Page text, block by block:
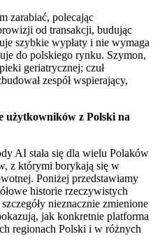
zarabiać, polecając
od transakcji, budując
szybkie wypłaty i nie wymaga
do polskiego rynku. Szymon,
geriatrycznej; czuł
zespół wspierający,
użytkowników z Polski na
AI stała się dla wielu Polaków
z którymi borykają się w
Poniżej przedstawiamy
historie rzeczywistych
nieznacznie zmienione
jak konkretnie platforma
regionach Polski i w różnych